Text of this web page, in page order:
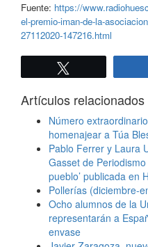
Fuente: https://
el-premio-iman-de-la-
27112020-147216.html
Artículos relacionados
Número
homenajear a Túa
Pablo Ferrer y Laura
Gasset de
pueblo’ publicada en
Pollerías (diciembre-
Ocho alumnos de la
representarán a
envase